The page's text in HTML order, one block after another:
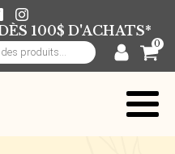
100$ D'ACHATS*
0